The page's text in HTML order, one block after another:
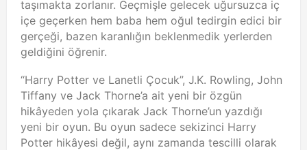
taşımakta zorlanır. Geçmişle gelecek uğursuzca iç
içe geçerken hem baba hem oğul tedirgin edici bir
gerçeği, bazen karanlığın beklenmedik yerlerden
geldiğini öğrenir.
“Harry Potter ve Lanetli Çocuk”, J.K. Rowling, John
Tiffany ve Jack Thorne’a ait yeni bir özgün
hikâyeden yola çıkarak Jack Thorne’un yazdığı
yeni bir oyun. Bu oyun sadece sekizinci Harry
Potter hikâyesi değil, aynı zamanda tescilli olarak